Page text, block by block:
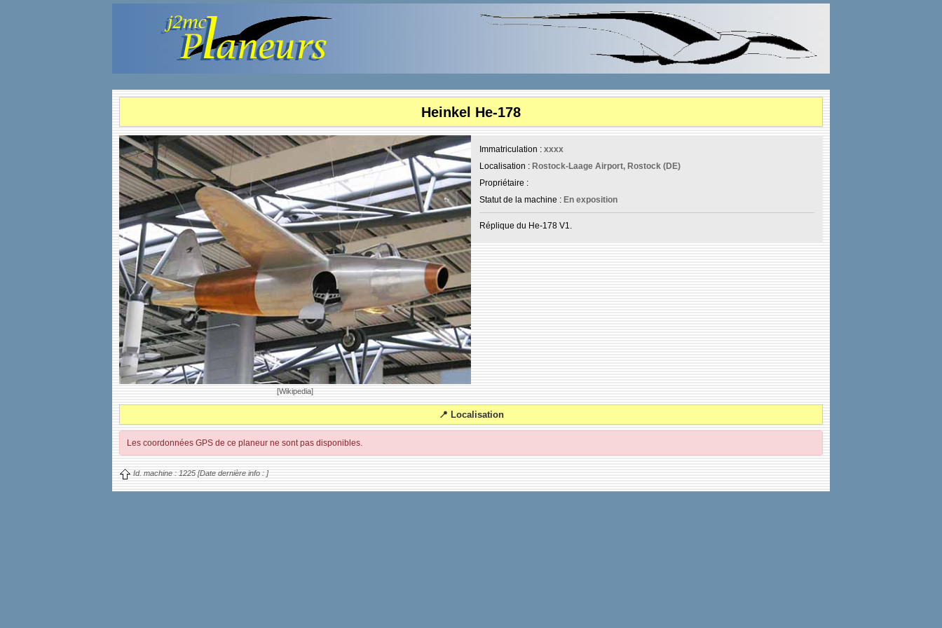
Heinkel He-178
[Wikipedia]
Immatriculation : xxxx
Localisation : Rostock-Laage Airport, Rostock (DE)
Propriétaire :
Statut de la machine : En exposition
Réplique du He-178 V1.
📍 Localisation
Les coordonnées GPS de ce planeur ne sont pas disponibles.
Id. machine : 1225 [Date dernière info : ]